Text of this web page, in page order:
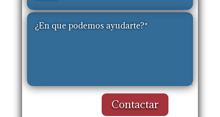
Contactar